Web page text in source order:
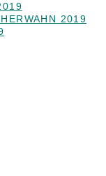
2019